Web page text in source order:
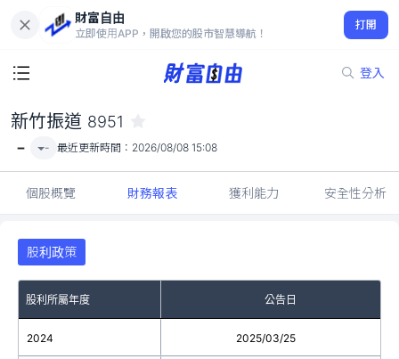
財富自由
立即使用APP，開啟您的股市智慧導航！
打開
登入
-
新竹振道 8951
- - 最近更新時間： 2026/08/08 15:08
個股概覽 財務報表 獲利能力 安全性分析
股利政策
股利所屬年度 公告日
2024 2025/03/25